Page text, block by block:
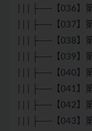
| | | ├──【036】
| | | ├──【037】
| | | ├──【038】
| | | ├──【039】
| | | ├──【040】
| | | ├──【041】
| | | ├──【042】
| | | ├──【043】